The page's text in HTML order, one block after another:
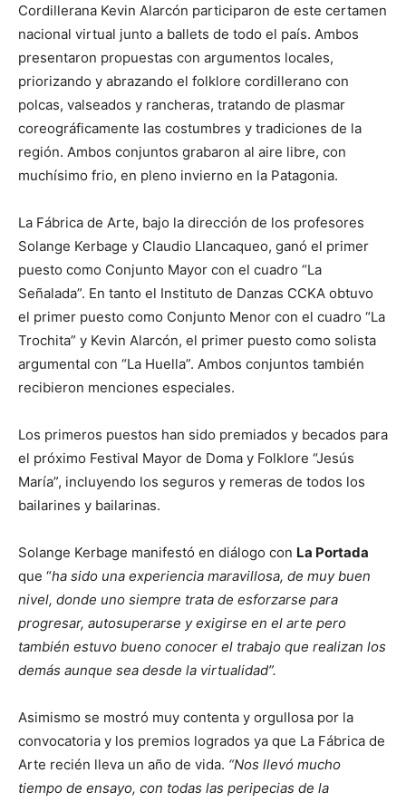
Cordillerana Kevin Alarcón participaron de este certamen
nacional virtual junto a ballets de todo el país. Ambos
presentaron propuestas con argumentos locales,
priorizando y abrazando el folklore cordillerano con
polcas, valseados y rancheras, tratando de plasmar
coreográficamente las costumbres y tradiciones de la
región. Ambos conjuntos grabaron al aire libre, con
muchísimo frio, en pleno invierno en la Patagonia.
La Fábrica de Arte, bajo la dirección de los profesores
Solange Kerbage y Claudio Llancaqueo, ganó el primer
puesto como Conjunto Mayor con el cuadro “La
Señalada”. En tanto el Instituto de Danzas CCKA obtuvo
el primer puesto como Conjunto Menor con el cuadro “La
Trochita” y Kevin Alarcón, el primer puesto como solista
argumental con “La Huella”. Ambos conjuntos también
recibieron menciones especiales.
Los primeros puestos han sido premiados y becados para
el próximo Festival Mayor de Doma y Folklore “Jesús
María”, incluyendo los seguros y remeras de todos los
bailarines y bailarinas.
Solange Kerbage manifestó en diálogo con La Portada
que “ha sido una experiencia maravillosa, de muy buen
nivel, donde uno siempre trata de esforzarse para
progresar, autosuperarse y exigirse en el arte pero
también estuvo bueno conocer el trabajo que realizan los
demás aunque sea desde la virtualidad”.
Asimismo se mostró muy contenta y orgullosa por la
convocatoria y los premios logrados ya que La Fábrica de
Arte recién lleva un año de vida. “Nos llevó mucho
tiempo de ensayo, con todas las peripecias de la